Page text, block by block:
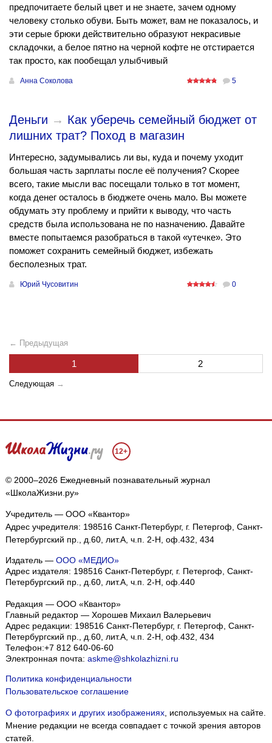
предпочитаете белый цвет и не знаете, зачем одному
человеку столько обуви. Быть может, вам не показалось, и
эти серые брюки действительно образуют некрасивые
складочки, а белое пятно на черной кофте не отстирается
так просто, как пообещал улыбчивый
Анна Соколова 5
Деньги → Как уберечь семейный бюджет от
лишних трат? Поход в магазин
Интересно, задумывались ли вы, куда и почему уходит
большая часть зарплаты после её получения? Скорее
всего, такие мысли вас посещали только в тот момент,
когда денег осталось в бюджете очень мало. Вы можете
обдумать эту проблему и прийти к выводу, что часть
средств была использована не по назначению. Давайте
вместе попытаемся разобраться в такой «утечке». Это
поможет сохранить семейный бюджет, избежать
бесполезных трат.
Юрий Чусовитин 0
← Предыдущая
1 2
Следующая →
12+
© 2000–2026 Ежедневный познавательный журнал
«ШколаЖизни.ру»
Учредитель — ООО «Квантор»
Адрес учредителя: 198516 Санкт-Петербург, г. Петергоф, Санкт-
Петербургский пр., д.60, лит.А, ч.п. 2-Н, оф.432, 434
Издатель — ООО «МЕДИО»
Адрес издателя: 198516 Санкт-Петербург, г. Петергоф, Санкт-
Петербургский пр., д.60, лит.А, ч.п. 2-Н, оф.440
Редакция — ООО «Квантор»
Главный редактор — Хорошев Михаил Валерьевич
Адрес редакции: 198516 Санкт-Петербург, г. Петергоф, Санкт-
Петербургский пр., д.60, лит.А, ч.п. 2-Н, оф.432, 434
Телефон:+7 812 640-06-60
Электронная почта: askme@shkolazhizni.ru
Политика конфиденциальности
Пользовательское соглашение
О фотографиях и других изображениях, используемых на сайте.
Мнение редакции не всегда совпадает с точкой зрения авторов
статей.